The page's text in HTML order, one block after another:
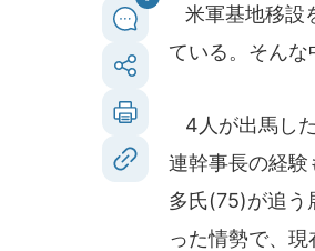
米軍基地移設
ている。そんな
4人が出馬し
連幹事長の経
多氏(75)が追う
った情勢で、現